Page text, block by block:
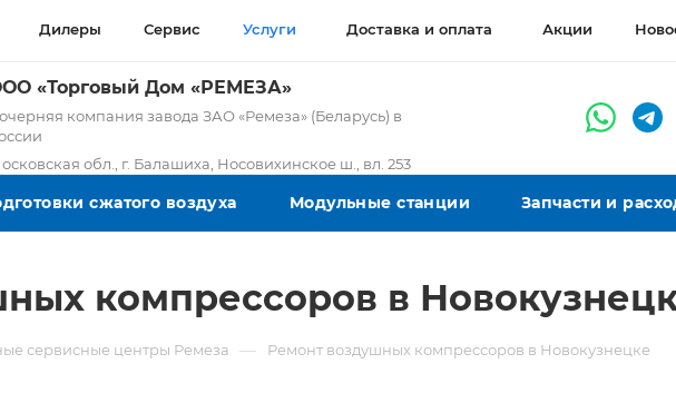
Дилеры Сервис Услуги Доставка и оплата Акции
«Торговый Дом «РЕМЕЗА»
компания завода ЗАО «Ремеза» (Беларусь) в
обл., г. Балашиха, Носовихинское ш., вл. 253
сжатого воздуха Модульные станции Запчасти и
компрессоров в
сервисные центры Ремеза — Ремонт воздушных компрессоров в Новокузнецке